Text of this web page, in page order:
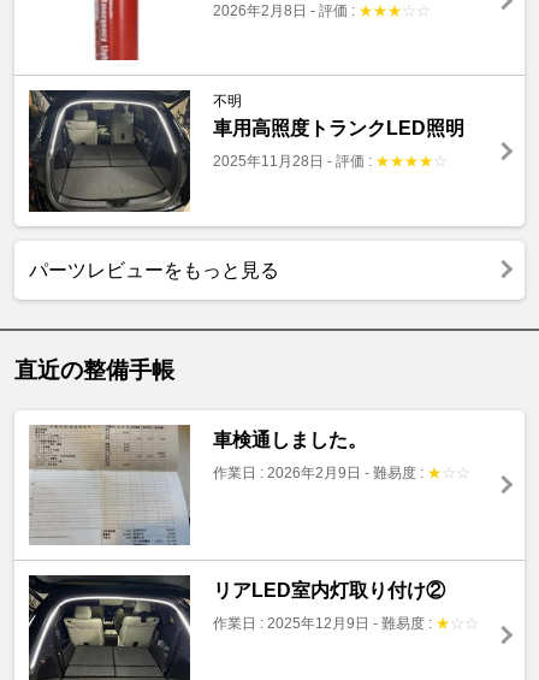
2026年2月8日 - 評価 : ★★★ ☆ ☆
不明
車用高照度トランクLED照明
2025年11月28日 - 評価 : ★★★★ ☆
パーツレビューをもっと見る
直近の整備手帳
車検通しました。
作業日 : 2026年2月9日 - 難易度 : ★ ☆ ☆
リアLED室内灯取り付け②
作業日 : 2025年12月9日 - 難易度 : ★ ☆ ☆